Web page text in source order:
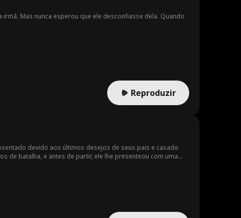
Mas nunca esperou que ele desconfiasse dela. Quando
Reproduzir
devido aos últimos desejos de seus pais e casado
de batalha, e antes de partir, ele lhe presenteou com uma